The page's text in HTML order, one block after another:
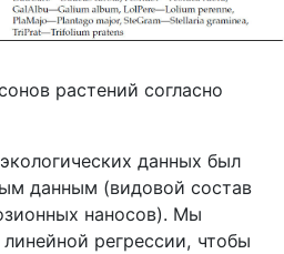
растений согласно
данных был
данным (видовой состав
наносов). Мы
регрессии, чтобы